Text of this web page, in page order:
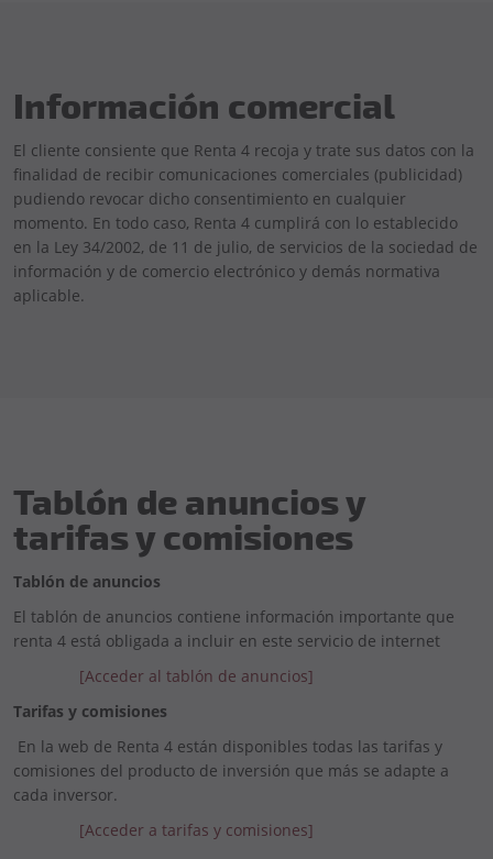
Información comercial
El cliente consiente que Renta 4 recoja y trate sus datos con la
finalidad de recibir comunicaciones comerciales (publicidad)
pudiendo revocar dicho consentimiento en cualquier
momento. En todo caso, Renta 4 cumplirá con lo establecido
en la Ley 34/2002, de 11 de julio, de servicios de la sociedad de
información y de comercio electrónico y demás normativa
aplicable.
Tablón de anuncios y
tarifas y comisiones
Tablón de anuncios
El tablón de anuncios contiene información importante que
renta 4 está obligada a incluir en este servicio de internet
[Acceder al tablón de anuncios]
Tarifas y comisiones
En la web de Renta 4 están disponibles todas las tarifas y
comisiones del producto de inversión que más se adapte a
cada inversor.
[Acceder a tarifas y comisiones]